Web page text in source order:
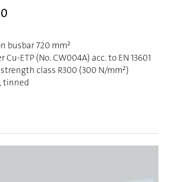
busbar 720 mm²
ETP (No. CW004A) acc. to EN 13601
strength class R300 (300 N/mm²)
tinned